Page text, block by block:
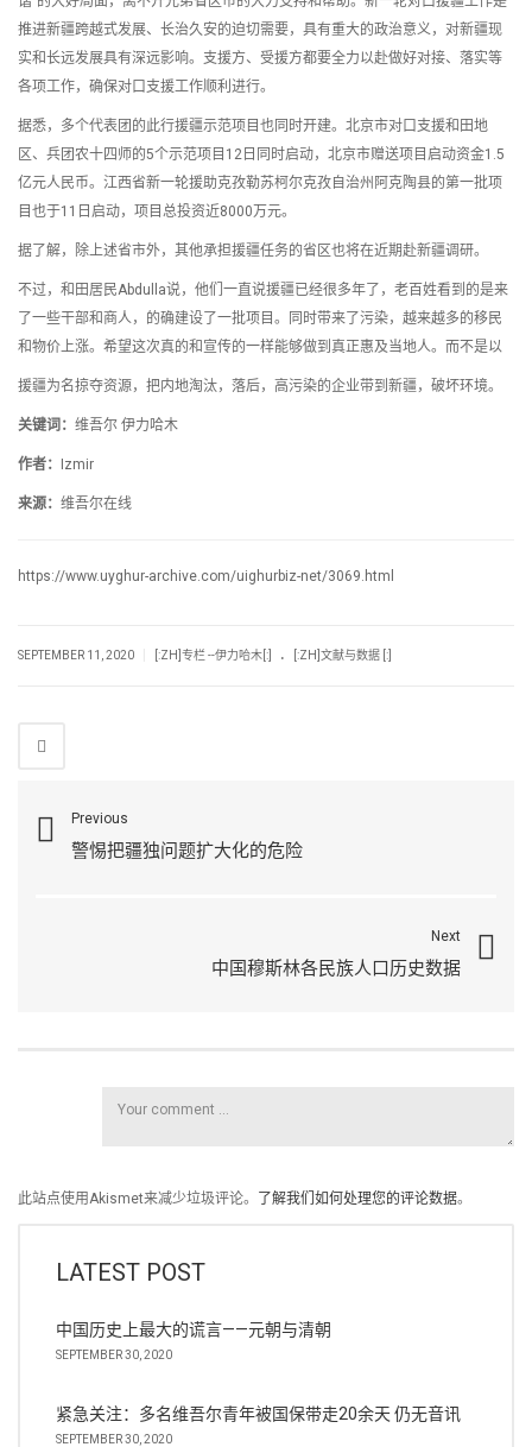
推进新疆跨越式发展、长治久安的迫切需要，具有重大的政治意义，对新疆现
实和长远发展具有深远影响。支援方、受援方都要全力以赴做好对接、落实等
各项工作，确保对口支援工作顺利进行。
据悉，多个代表团的此行援疆示范项目也同时开建。北京市对口支援和田地
区、兵团农十四师的5个示范项目12日同时启动，北京市赠送项目启动资金1.5
亿元人民币。江西省新一轮援助克孜勒苏柯尔克孜自治州阿克陶县的第一批项
目也于11日启动，项目总投资近8000万元。
据了解，除上述省市外，其他承担援疆任务的省区也将在近期赴新疆调研。
不过，和田居民Abdulla说，他们一直说援疆已经很多年了，老百姓看到的是来
了一些干部和商人，的确建设了一批项目。同时带来了污染，越来越多的移民
和物价上涨。希望这次真的和宣传的一样能够做到真正惠及当地人。而不是以
援疆为名掠夺资源，把内地淘汰，落后，高污染的企业带到新疆，破坏环境。
关键词： 维吾尔 伊力哈木
作者： Izmir
来源： 维吾尔在线
https://www.uyghur-archive.com/uighurbiz-net/3069.html
SEPTEMBER 11, 2020 [:ZH]专栏 --伊力哈木[:] . [:ZH]文献与数据 [:]
Previous
警惕把疆独问题扩大化的危险
Next
中国穆斯林各民族人口历史数据
此站点使用Akismet来减少垃圾评论。 了解我们如何处理您的评论数据。
LATEST POST
中国历史上最大的谎言——元朝与清朝
SEPTEMBER 30, 2020
紧急关注：多名维吾尔青年被国保带走20余天 仍无音讯
SEPTEMBER 30, 2020